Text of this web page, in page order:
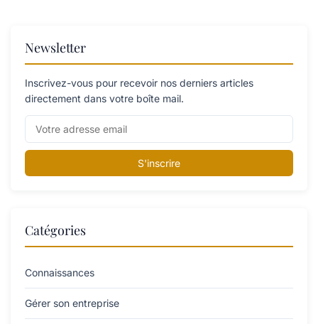
Newsletter
Inscrivez-vous pour recevoir nos derniers articles
directement dans votre boîte mail.
S'inscrire
Catégories
Connaissances
Gérer son entreprise